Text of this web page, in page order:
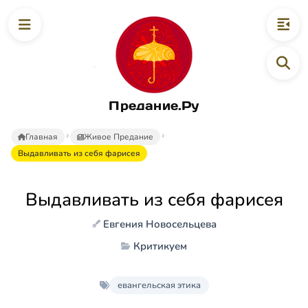
Предание.Ру
Главная
Живое Предание
Выдавливать из себя фарисея
Выдавливать из себя фарисея
Евгения Новосельцева
Критикуем
евангельская этика